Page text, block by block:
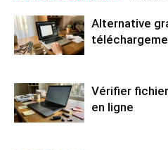
Alternative
Vérifier
en ligne